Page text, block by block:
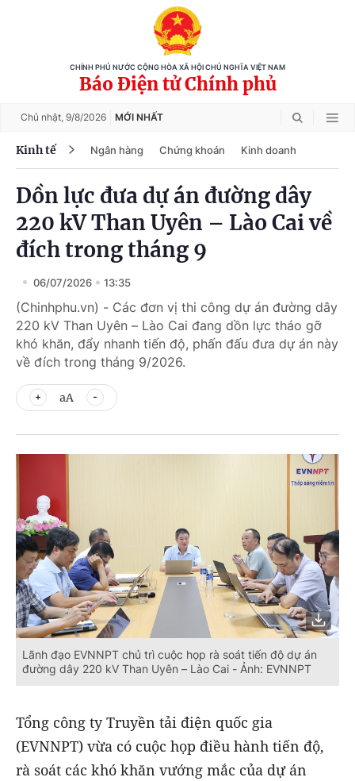
CHÍNH PHỦ NƯỚC CỘNG HÒA XÃ HỘI CHỦ NGHĨA VIỆT NAM
Báo Điện tử Chính phủ
Chủ nhật, 9/8/2026 MỚI NHẤT
Kinh tế Ngân hàng Chứng khoán Kinh doanh
Dồn lực đưa dự án đường dây
220 kV Than Uyên – Lào Cai về
đích trong tháng 9
06/07/2026 13:35
(Chinhphu.vn) - Các đơn vị thi công dự án đường dây
220 kV Than Uyên – Lào Cai đang dồn lực tháo gỡ
khó khăn, đẩy nhanh tiến độ, phấn đấu đưa dự án này
về đích trong tháng 9/2026.
aA
Lãnh đạo EVNNPT chủ trì cuộc họp rà soát tiến độ dự án
đường dây 220 kV Than Uyên – Lào Cai - Ảnh: EVNNPT
Tổng công ty Truyền tải điện quốc gia
(EVNNPT) vừa có cuộc họp điều hành tiến độ,
rà soát các khó khăn vướng mắc của dự án